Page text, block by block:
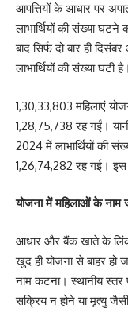
आपत्तियों के आधार पर
लाभार्थियों की संख्या
बाद सिर्फ दो बार ही
लाभार्थियों की संख्या
1,30,33,803 महिलाएं
1,28,75,738 रह गईं।
2024 में लाभार्थियों की
1,26,74,282 रह गई। इस
योजना में महिलाओं के
आधार और बैंक खाते के
खुद ही योजना से बाहर हो
नाम कटना। स्थानीय
सक्रिय न होने या मृत्यु